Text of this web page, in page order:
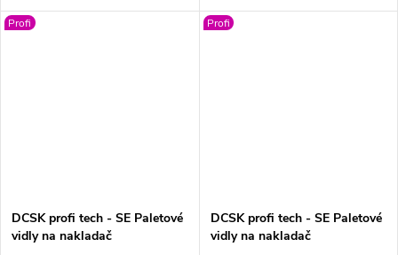
2400 mm. S nastaviteľným
rozstupom lyžín sú stvorené
Masívna konštrukcia s
nosnosťou až do 11 000 kg a
Profi
DCSK profi tech - SE Paletové
vidly na nakladač
Profi
DCSK profi tech - SE Paletové
vidly na nakladač